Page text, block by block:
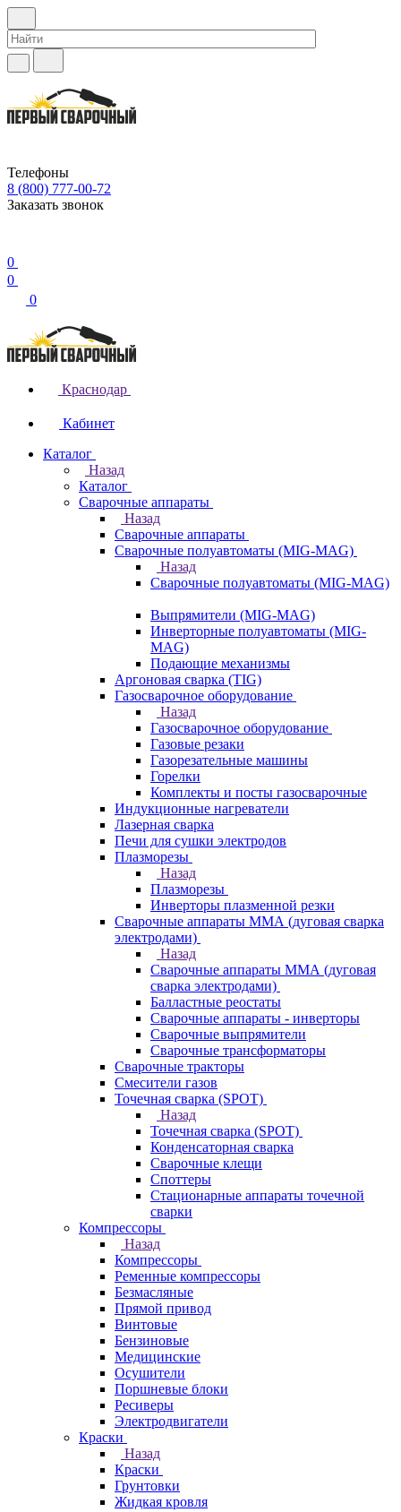
Телефоны
8 (800) 777-00-72
Заказать звонок
0
0
0
Краснодар
Кабинет
Каталог
Назад
Каталог
Сварочные аппараты
Назад
Сварочные аппараты
Сварочные полуавтоматы (MIG-MAG)
Назад
Сварочные полуавтоматы (MIG-MAG)
Выпрямители (MIG-MAG)
Инверторные полуавтоматы (MIG-
MAG)
Подающие механизмы
Аргоновая сварка (TIG)
Газосварочное оборудование
Назад
Газосварочное оборудование
Газовые резаки
Газорезательные машины
Горелки
Комплекты и посты газосварочные
Индукционные нагреватели
Лазерная сварка
Печи для сушки электродов
Плазморезы
Назад
Плазморезы
Инверторы плазменной резки
Сварочные аппараты ММА (дуговая сварка
электродами)
Назад
Сварочные аппараты ММА (дуговая
сварка электродами)
Балластные реостаты
Сварочные аппараты - инверторы
Сварочные выпрямители
Сварочные трансформаторы
Сварочные тракторы
Смесители газов
Точечная сварка (SPOT)
Назад
Точечная сварка (SPOT)
Конденсаторная сварка
Сварочные клещи
Споттеры
Стационарные аппараты точечной
сварки
Компрессоры
Назад
Компрессоры
Ременные компрессоры
Безмасляные
Прямой привод
Винтовые
Бензиновые
Медицинские
Осушители
Поршневые блоки
Ресиверы
Электродвигатели
Краски
Назад
Краски
Грунтовки
Жидкая кровля